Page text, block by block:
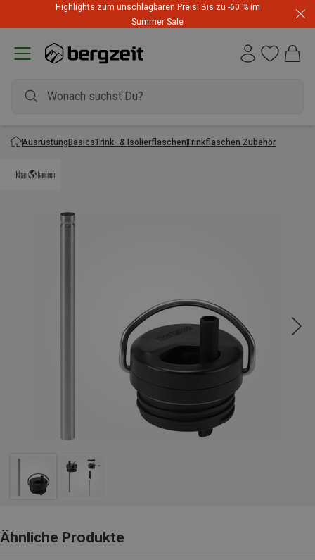
Highlights zum unschlagbaren Preis! Bis zu -60 % im
Summer Sale
AusrüstungBasicsTrink- & IsolierflaschenTrinkflaschen Zubehör
Ähnliche Produkte